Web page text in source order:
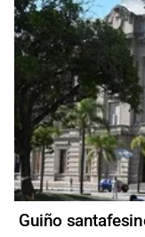
Guiño